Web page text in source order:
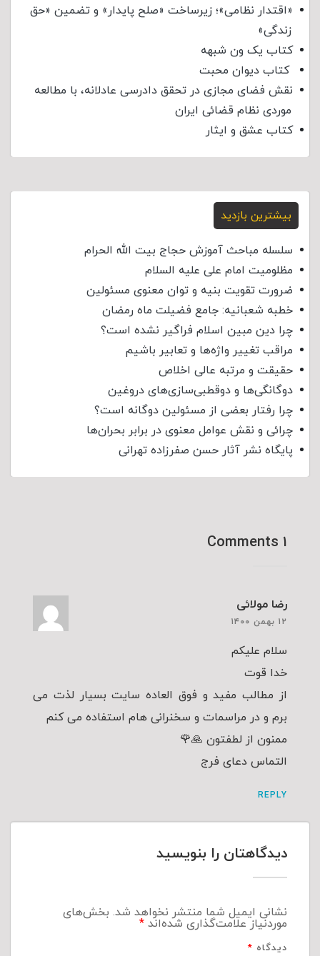
«اقتدار نظامی»؛ زیرساخت «صلح پایدار» و تضمین «حق
زندگی»
کتاب یک ون شبهه
کتاب دیوان محبت
نقش فضای مجازی در تحقق دادرسی عادلانه، با مطالعه
موردی نظام قضائی ایران
کتاب عشق و ایثار
بیشترین بازدید
سلسله مباحث آموزش حجاج بیت الله الحرام
مظلومیت امام علی علیه السلام
ضرورت تقویت بنیه و توان معنوی مسئولین
خطبه شعبانیه: جامع فضیلت ماه رمضان
چرا دین مبین اسلام فراگیر نشده است؟
مراقب تغییر واژه‌ها و تعابیر باشیم
حقیقت و مرتبه عالی اخلاص
دوگانگی‌ها و دوقطبی‌سازی‌های دروغین
چرا رفتار بعضی از مسئولین دوگانه است؟
چرائی و نقش عوامل معنوی در برابر بحران‌ها
پایگاه نشر آثار حسن صفرزاده تهرانی
۱ Comments
رضا مولائی
۱۲ بهمن ۱۴۰۰
سلام علیکم
خدا قوت
از مطالب مفید و فوق العاده سایت بسیار لذت می
برم و در مراسمات و سخنرانی هام استفاده می کنم
ممنون از لطفتون 🙏🌹
التماس دعای فرج
REPLY
دیدگاهتان را بنویسید
نشانی ایمیل شما منتشر نخواهد شد. بخش‌های
موردنیاز علامت‌گذاری شده‌اند*
دیدگاه *